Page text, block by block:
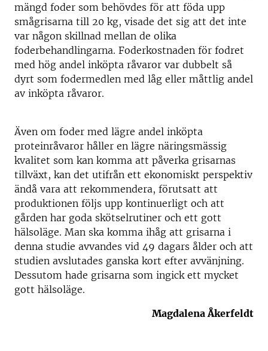
mängd foder som behövdes för att föda upp
smågrisarna till 20 kg, visade det sig att det inte
var någon skillnad mellan de olika
foderbehandlingarna. Foderkostnaden för fodret
med hög andel inköpta råvaror var dubbelt så
dyrt som fodermedlen med låg eller måttlig andel
av inköpta råvaror.
Även om foder med lägre andel inköpta
proteinråvaror håller en lägre näringsmässig
kvalitet som kan komma att påverka grisarnas
tillväxt, kan det utifrån ett ekonomiskt perspektiv
ändå vara att rekommendera, förutsatt att
produktionen följs upp kontinuerligt och att
gården har goda skötselrutiner och ett gott
hälsoläge. Man ska komma ihåg att grisarna i
denna studie avvandes vid 49 dagars ålder och att
studien avslutades ganska kort efter avvänjning.
Dessutom hade grisarna som ingick ett mycket
gott hälsoläge.
Magdalena Åkerfeldt